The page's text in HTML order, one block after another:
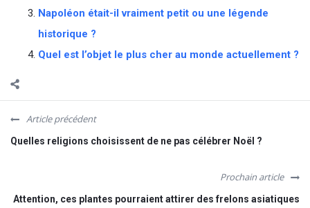
Napoléon était-il vraiment petit ou une légende
historique ?
Quel est l’objet le plus cher au monde actuellement ?
Article précédent
Quelles religions choisissent de ne pas célébrer Noël ?
Prochain article
Attention, ces plantes pourraient attirer des frelons asiatiques